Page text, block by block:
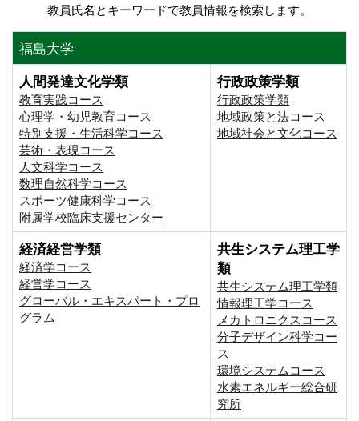
教員氏名とキーワードで教員情報を検索します。
福島大学
人間発達文化学類
教育実践コース
心理学・幼児教育コース
特別支援・生活科学コース
芸術・表現コース
人文科学コース
数理自然科学コース
スポーツ健康科学コース
附属学校臨床支援センター
行政政策学類
行政政策学類
地域政策と法コース
地域社会と文化コース
経済経営学類
経済学コース
経営学コース
グローバル・エキスパート・プロ
グラム
共生システム理工学
類
共生システム理工学類
情報理工学コース
メカトロニクスコース
分子デザイン科学コー
ス
環境システムコース
⽔素エネルギー総合研
究所